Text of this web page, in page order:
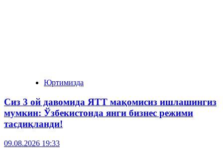
Юртимизда
Сиз 3 ой давомида ЯТТ мақомисиз ишлашингиз
мумкин: Ўзбекистонда янги бизнес режими
тасдиқланди!
09.08.2026 19:33